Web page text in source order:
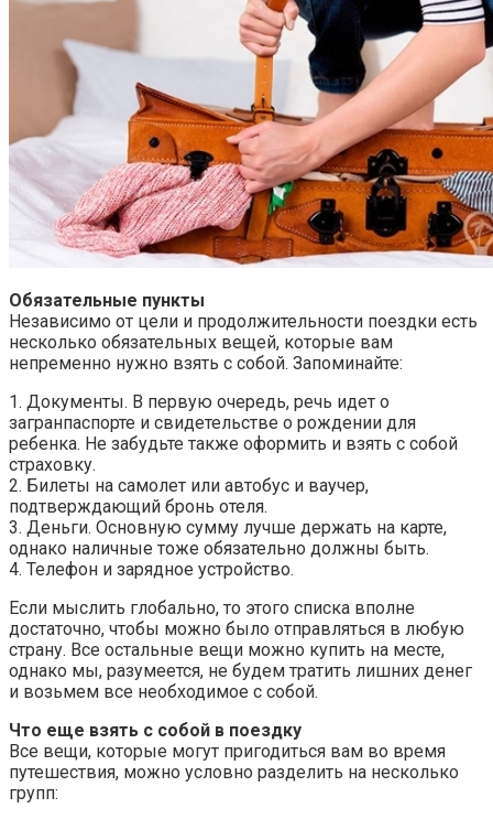
Обязательные пункты
Независимо от цели и продолжительности поездки есть
несколько обязательных вещей, которые вам
непременно нужно взять с собой. Запоминайте:
1. Документы. В первую очередь, речь идет о
загранпаспорте и свидетельстве о рождении для
ребенка. Не забудьте также оформить и взять с собой
страховку.
2. Билеты на самолет или автобус и ваучер,
подтверждающий бронь отеля.
3. Деньги. Основную сумму лучше держать на карте,
однако наличные тоже обязательно должны быть.
4. Телефон и зарядное устройство.
Если мыслить глобально, то этого списка вполне
достаточно, чтобы можно было отправляться в любую
страну. Все остальные вещи можно купить на месте,
однако мы, разумеется, не будем тратить лишних денег
и возьмем все необходимое с собой.
Что еще взять с собой в поездку
Все вещи, которые могут пригодиться вам во время
путешествия, можно условно разделить на несколько
групп: